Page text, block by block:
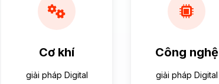
Cơ khí
giải pháp Digital
Công nghệ
giải pháp Digital